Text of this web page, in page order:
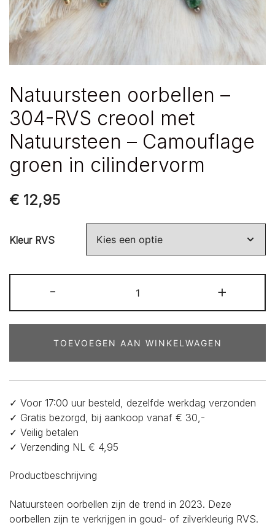
Natuursteen oorbellen –
304-RVS creool met
Natuursteen – Camouflage
groen in cilindervorm
€ 12,95
Kleur RVS
-
oorbellen
-
304-
RVS
-
Camouflage
+
TOEVOEGEN AAN WINKELWAGEN
✓ Voor 17:00 uur besteld, dezelfde werkdag verzonden
✓ Gratis bezorgd, bij aankoop vanaf € 30,-
✓ Veilig betalen
✓ Verzending NL € 4,95
Productbeschrijving
Natuursteen oorbellen zijn de trend in 2023. Deze
oorbellen zijn te verkrijgen in goud- of zilverkleurig RVS.